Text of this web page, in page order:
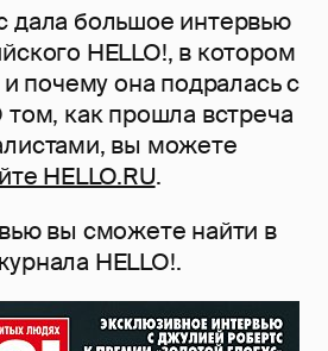
дала большое интервью
HELLO!, в котором
и почему она подралась с
как прошла встреча
вы можете
HELLO.RU.
вы сможете найти в
HELLO!.